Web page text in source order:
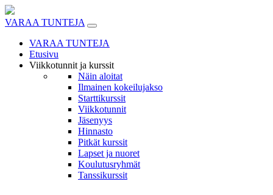
Skip
to
VARAA TUNTEJA
VARAA TUNTEJA
Etusivu
Viikkotunnit ja kurssit
Näin aloitat
Ilmainen kokeilujakso
Starttikurssit
Viikkotunnit
Jäsenyys
Hinnasto
Pitkät kurssit
Lapset ja nuoret
Koulutusryhmät
Tanssikurssit